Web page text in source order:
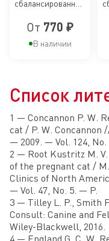
кошек
породы
Мэйн Кун
сбалансированный
кошек породы
От 770 ₽
В наличии
Список
1 — Concannon P. W.
cat / P. W. Concannon
— 2009. — Vol. 124, No.
2 — Root Kustritz M.
of the pregnant cat /
Clinics of North
— Vol. 47, No. 5. — P.
3 — Tilley L. P., Smith
Consult: Canine and
Wiley-Blackwell, 2016.
4 — England G. C. W.